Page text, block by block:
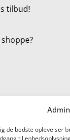
de bedste oplevelser
tilbud!